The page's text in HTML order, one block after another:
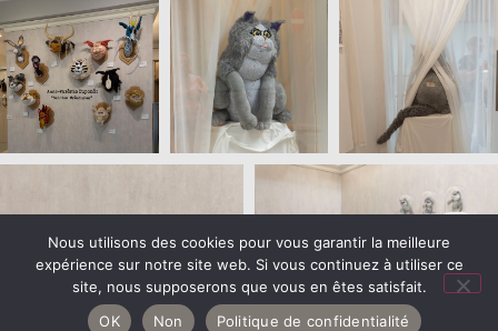
Nous utilisons des cookies pour vous garantir la meilleure
expérience sur notre site web. Si vous continuez à utiliser ce
site, nous supposerons que vous en êtes satisfait.
OK
Non Politique de confidentialité